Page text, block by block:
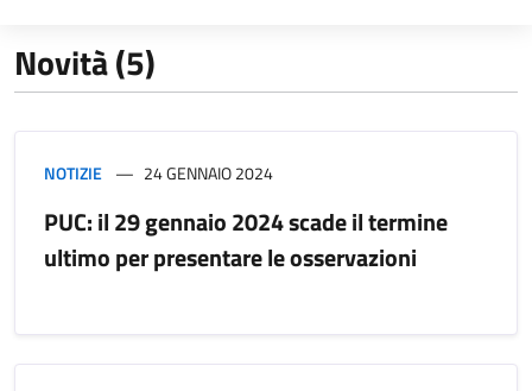
Novità (5)
NOTIZIE 24 GENNAIO 2024
PUC: il 29 gennaio 2024 scade il termine
ultimo per presentare le osservazioni